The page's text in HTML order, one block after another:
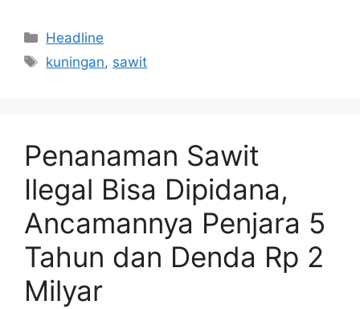
Kategori
Headline
Tag
kuningan, sawit
Penanaman Sawit
Ilegal Bisa Dipidana,
Ancamannya Penjara 5
Tahun dan Denda Rp 2
Milyar